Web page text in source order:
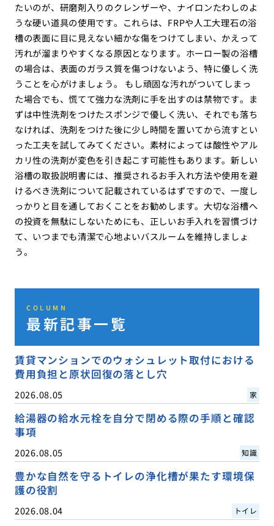
たいのが、研磨剤入りのクレンザーや、ナイロンたわしのよ
うな硬い道具の使用です。これらは、FRPや人工大理石の浴
槽の表面に目に見えない細かな傷をつけてしまい、かえって
汚れが溜まりやすくなる原因となります。ホーロー製の浴槽
の場合は、表面のガラス質を傷つけないよう、特に優しく洗
うことを心がけましょう。 もし頑固な汚れがついてしまっ
た場合でも、慌てて強力な洗剤に手を出すのは禁物です。ま
ずは中性洗剤をつけたスポンジで優しく洗い、それでも落ち
なければ、洗剤をつけた後に少し時間を置いてから流すとい
った工夫を試してみてください。素材によっては酸性やアル
カリ性の洗剤が変色を引き起こす可能性もあります。新しい
浴槽の取扱説明書には、推奨されるお手入れ方法や使用を避
けるべき洗剤について記載されているはずですので、一度し
っかりと目を通しておくことをお勧めします。大切な浴槽へ
の投資を無駄にしないためにも、正しいお手入れを習慣づけ
て、いつまでも清潔で心地よいバスルームを維持しましょ
う。
COLUMN
最新記事一覧
賃貸マンションでのウォシュレット取付における
費用負担と原状回復の落とし穴
2026.08.05 家
給湯器の給水元栓を自分で閉める際の手順と確認
事項
2026.08.05 知識
豊かな自然を守るトイレの浄化槽が果たす環境保
護の役割
2026.08.04 トイレ